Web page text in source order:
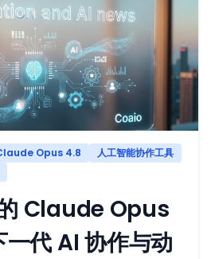
Opus 4.8
人工智能协作工具
Claude Opus
代 AI 协作与动